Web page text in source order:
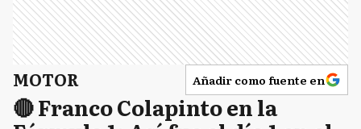
MOTOR Añadir como fuente en
🔴 Franco Colapinto en la